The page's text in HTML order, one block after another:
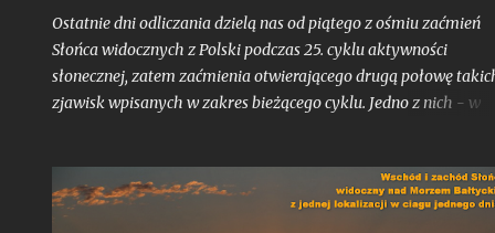
Ostatnie dni odliczania dzielą nas od piątego z ośmiu zaćmień
Słońca widocznych z Polski podczas 25. cyklu aktywności
słonecznej, zatem zaćmienia otwierającego drugą połowę
zjawisk wpisanych w zakres bieżącego cyklu. Jedno z nich - w
skoro przynajmniej garstka Polaków mogła je ujrzeć nie
się ze swojego miejsca zamieszkania to nie ma podstaw by je w